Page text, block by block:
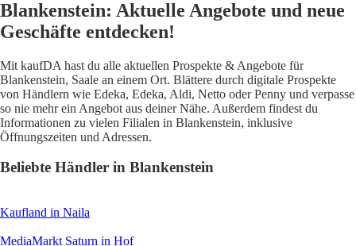
Blankenstein: Aktuelle Angebote und neue
Geschäfte entdecken!
Mit kaufDA hast du alle aktuellen Prospekte & Angebote für
Blankenstein, Saale an einem Ort. Blättere durch digitale Prospekte
von Händlern wie Edeka, Edeka, Aldi, Netto oder Penny und verpasse
so nie mehr ein Angebot aus deiner Nähe. Außerdem findest du
Informationen zu vielen Filialen in Blankenstein, inklusive
Öffnungszeiten und Adressen.
Beliebte Händler in Blankenstein
Kaufland in Naila
MediaMarkt Saturn in Hof